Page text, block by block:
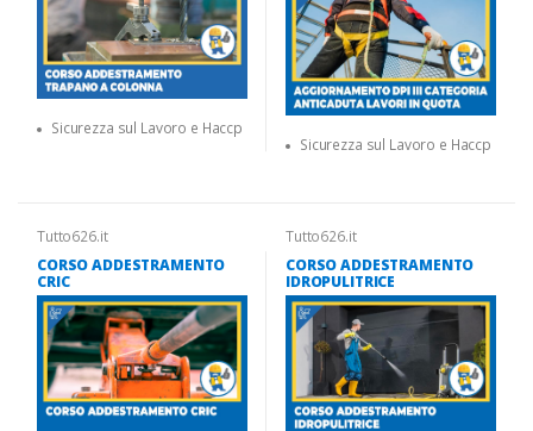
Sicurezza sul Lavoro e Haccp
Sicurezza sul Lavoro e Haccp
Tutto626.it
CORSO ADDESTRAMENTO
CRIC
Tutto626.it
CORSO ADDESTRAMENTO
IDROPULITRICE